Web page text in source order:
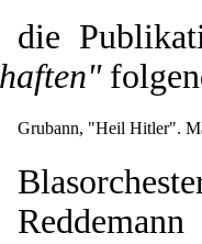
die
Grubann, "Heil Hitler".
Reddemann